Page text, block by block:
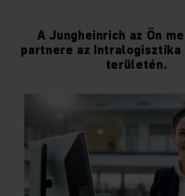
A Jungheinrich az Ön
partnere az Intralogisztika
területén.